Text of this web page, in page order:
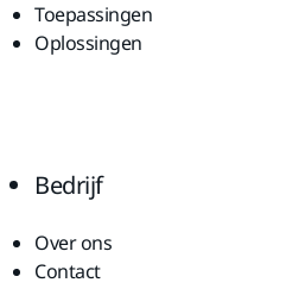
Toepassingen
Oplossingen
Bedrijf
Over ons
Contact